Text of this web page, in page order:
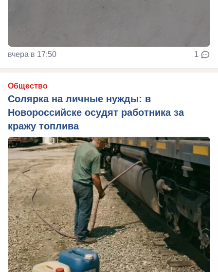
вчера в 17:50 1
Общество
Солярка на личные нужды: в
Новороссийске осудят работника за
кражу топлива